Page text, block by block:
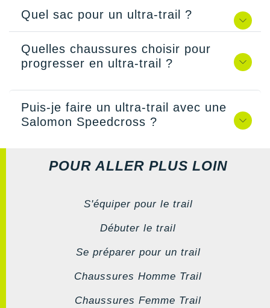
Quel sac pour un ultra-trail ?
Quelles chaussures choisir pour
progresser en ultra-trail ?
Puis-je faire un ultra-trail avec une
Salomon Speedcross ?
POUR ALLER PLUS LOIN
S'équiper pour le trail
Débuter le trail
Se préparer pour un trail
Chaussures Homme Trail
Chaussures Femme Trail